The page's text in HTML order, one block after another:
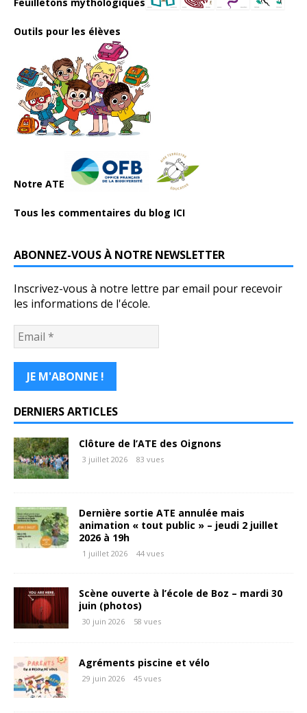
Feuilletons mythologiques
Outils pour les élèves
Notre ATE
Tous les commentaires du blog ICI
ABONNEZ-VOUS À NOTRE NEWSLETTER
Inscrivez-vous à notre lettre par email pour recevoir
les informations de l'école.
DERNIERS ARTICLES
Clôture de l’ATE des Oignons
3 juillet 2026 83 vues
Dernière sortie ATE annulée mais
animation « tout public » – jeudi 2 juillet
2026 à 19h
1 juillet 2026 44 vues
Scène ouverte à l’école de Boz – mardi 30
juin (photos)
30 juin 2026 58 vues
Agréments piscine et vélo
29 juin 2026 45 vues